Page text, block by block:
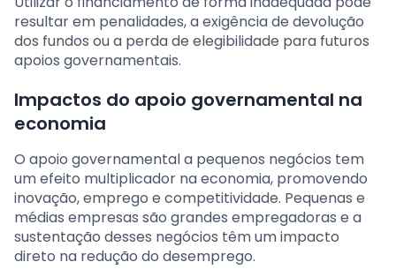
resultar em penalidades, a exigência de devolução
dos fundos ou a perda de elegibilidade para futuros
apoios governamentais.
Impactos do apoio governamental na
economia
O apoio governamental a pequenos negócios tem
um efeito multiplicador na economia, promovendo
inovação, emprego e competitividade. Pequenas e
médias empresas são grandes empregadoras e a
sustentação desses negócios têm um impacto
direto na redução do desemprego.